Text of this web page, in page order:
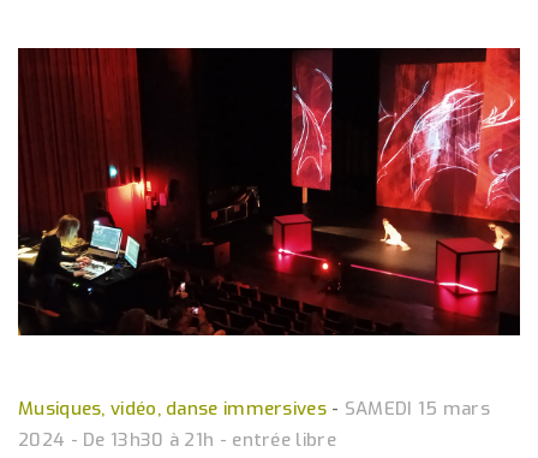
Musiques, vidéo, danse immersives- SAMEDI 15 mars
2024 - De 13h30 à 21h - entrée libre